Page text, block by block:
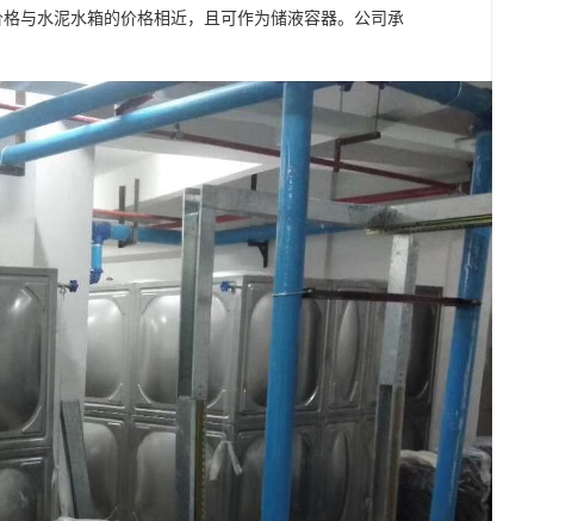
水泥水箱的价格相近，且可作为储液容器。公司承